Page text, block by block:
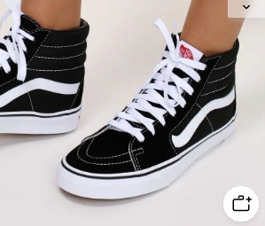
37
38
38.5
44